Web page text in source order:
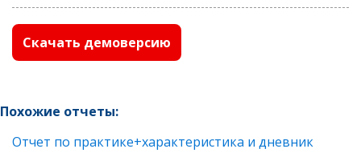
Скачать демоверсию
Похожие отчеты:
Отчет по практике+характеристика и дневник